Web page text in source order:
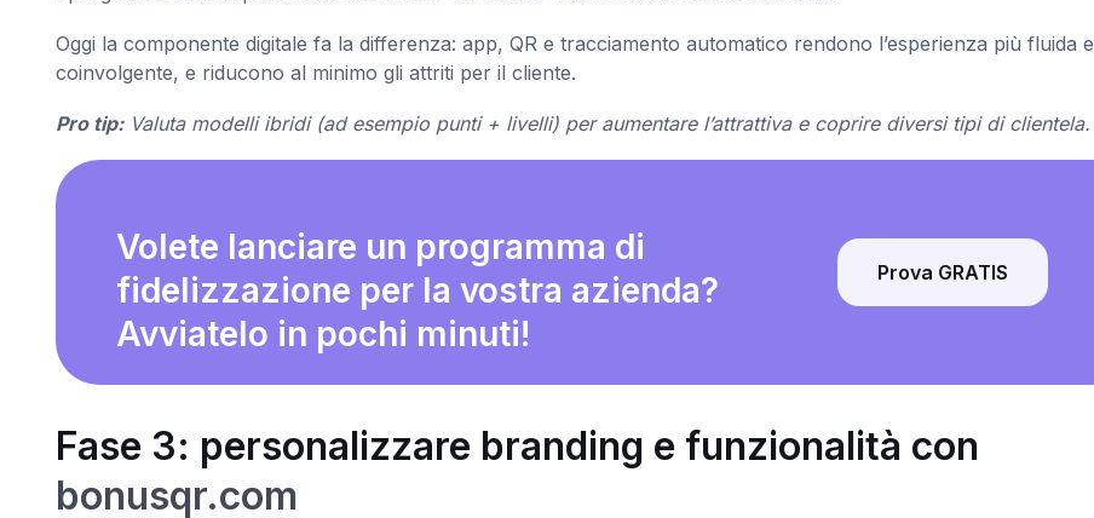
Oggi la componente digitale fa la differenza: app, QR e tracciamento automatico rendono l’esperienza più fluida e
coinvolgente, e riducono al minimo gli attriti per il cliente.
Pro tip: Valuta modelli ibridi (ad esempio punti + livelli) per aumentare l’attrattiva e coprire diversi tipi di clientela.
Volete lanciare un programma di
fidelizzazione per la vostra azienda?
Avviatelo in pochi minuti!
Prova GRATIS
Fase 3: personalizzare branding e funzionalità con
bonusqr.com